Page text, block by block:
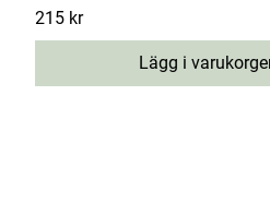
Pris :215 kr
215 kr
Lägg i